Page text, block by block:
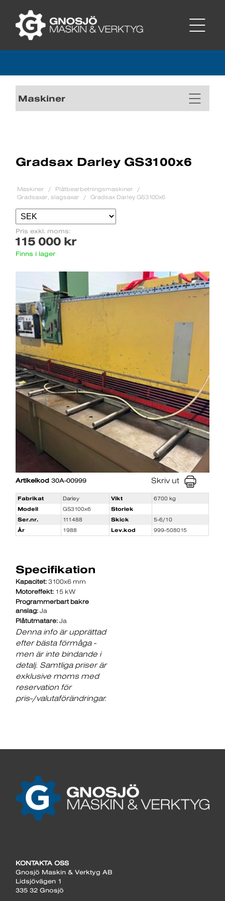
Maskiner
Gradsax Darley GS3100x6
Maskiner
Plåtbearbetningsmaskiner
Gradsaxar, slagsaxar
Gradsax Darley GS3100x6
Pris exkl. moms:
115 000 kr
Finns i lager
Artikelkod 30A-00999 Skriv ut
Fabrikat Darley Vikt
6700 kg
Modell
GS3100x6
Storlek
Ser.nr.
111488 Skick
5-6/10
År
1988 Lev.kod 999-508015
Specifikation
Kapacitet: 3100x6 mm
Motoreffekt: 15 kW
Programmerbart bakre
anslag: Ja
Plåtutmatare: Ja
Denna info är upprättad
efter bästa förmåga -
men är inte bindande i
detalj. Samtliga priser är
exklusive moms med
reservation för
pris-/valutaförändringar.
KONTAKTA OSS
Gnosjö Maskin & Verktyg AB
Lidsjövägen 1
335 32 Gnosjö